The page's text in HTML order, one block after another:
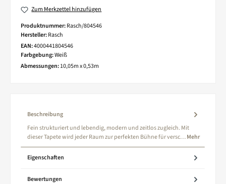
Zum Merkzettel hinzufügen
Produktnummer:Rasch/804546
Hersteller:Rasch
EAN:4000441804546
Farbgebung:Weiß
Abmessungen:10,05m x 0,53m
Beschreibung
Fein strukturiert und lebendig, modern und zeitlos zugleich. Mit
dieser Tapete wird jeder Raum zur perfekten Bühne für versc…Mehr
Eigenschaften
Bewertungen